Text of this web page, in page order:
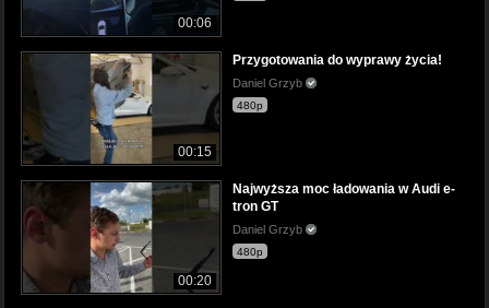
00:06
00:15
Przygotowania do wyprawy życia!
Daniel Grzyb
480p
00:20
Najwyższa moc ładowania w Audi e-
tron GT
Daniel Grzyb
480p